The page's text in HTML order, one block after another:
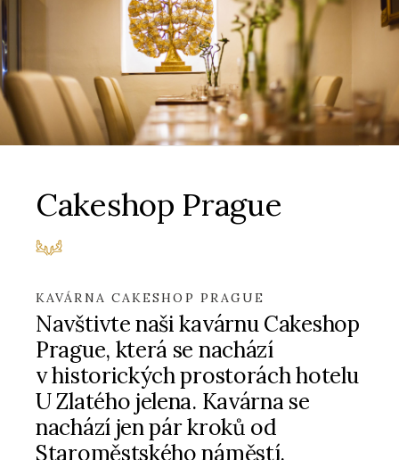
Cakeshop Prague
KAVÁRNA CAKESHOP PRAGUE
Navštivte naši kavárnu Cakeshop
Prague, která se nachází
v historických prostorách hotelu
U Zlatého jelena. Kavárna se
nachází jen pár kroků od
Staroměstského náměstí.